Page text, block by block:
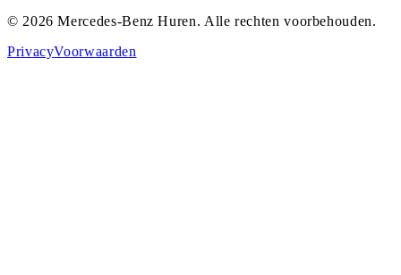
©2026 Mercedes-Benz Huren. Alle rechten voorbehouden.
PrivacyVoorwaarden